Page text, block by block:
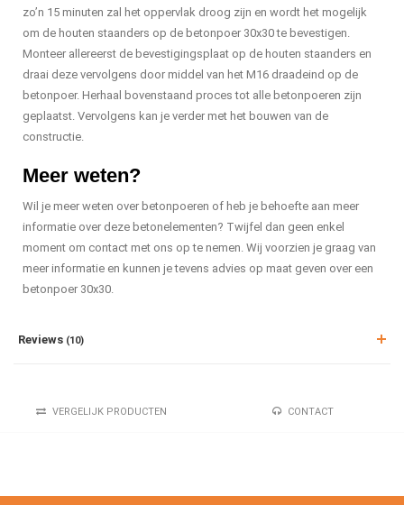
zo’n 15 minuten zal het oppervlak droog zijn en wordt het mogelijk
om de houten staanders op de betonpoer 30x30 te bevestigen.
Monteer allereerst de bevestigingsplaat op de houten staanders en
draai deze vervolgens door middel van het M16 draadeind op de
betonpoer. Herhaal bovenstaand proces tot alle betonpoeren zijn
geplaatst. Vervolgens kan je verder met het bouwen van de
constructie.
Meer weten?
Wil je meer weten over betonpoeren of heb je behoefte aan meer
informatie over deze betonelementen? Twijfel dan geen enkel
moment om contact met ons op te nemen. Wij voorzien je graag van
meer informatie en kunnen je tevens advies op maat geven over een
betonpoer 30x30.
Reviews (10)
VERGELIJK PRODUCTEN CONTACT